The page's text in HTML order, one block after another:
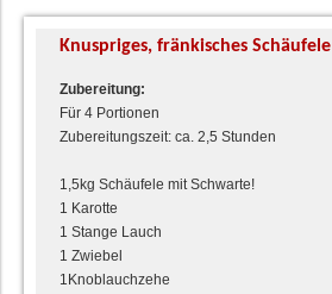
Knuspriges, fränkisches Schäufele
Zubereitung:
Für 4 Portionen
Zubereitungszeit: ca. 2,5 Stunden
1,5kg Schäufele mit Schwarte!
1 Karotte
1 Stange Lauch
1 Zwiebel
1Knoblauchzehe